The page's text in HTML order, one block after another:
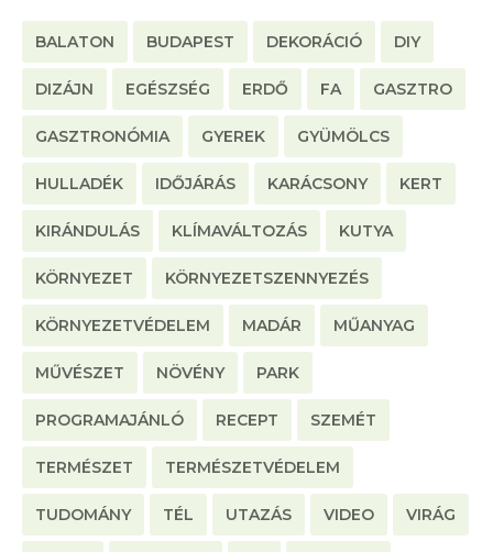
BALATON BUDAPEST DEKORÁCIÓ DIY
DIZÁJN EGÉSZSÉG ERDŐ FA GASZTRO
GASZTRONÓMIA GYEREK GYÜMÖLCS
HULLADÉK IDŐJÁRÁS KARÁCSONY KERT
KIRÁNDULÁS KLÍMAVÁLTOZÁS KUTYA
KÖRNYEZET KÖRNYEZETSZENNYEZÉS
KÖRNYEZETVÉDELEM MADÁR MŰANYAG
MŰVÉSZET NÖVÉNY PARK
PROGRAMAJÁNLÓ RECEPT SZEMÉT
TERMÉSZET TERMÉSZETVÉDELEM
TUDOMÁNY TÉL UTAZÁS VIDEO VIRÁG